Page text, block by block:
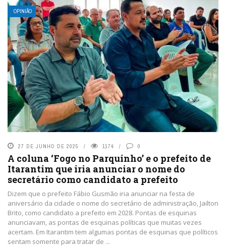
OPINIÃO
27 DE JUNHO DE 2025 1174 0
A coluna ‘Fogo no Parquinho’ e o prefeito de
Itarantim que iria anunciar o nome do
secretário como candidato a prefeito
Dizem que o prefeito Fábio Gusmão iria anunciar na festa de
aniversário da cidade o nome do secretário de administração, Jailton
Brito, como candidato a prefeito em 2028. Pontas de esquinas
anunciavam, as pontas de esquinas políticas que muitas vezes
acertam. Em Itarantim tem algumas pontas de esquinas que políticos
sentam somente para tratar de ...